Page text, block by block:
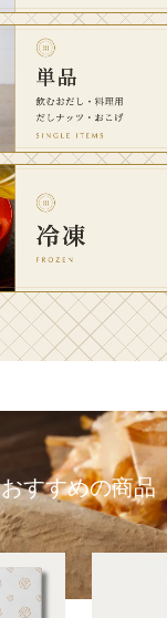
おすすめの商品